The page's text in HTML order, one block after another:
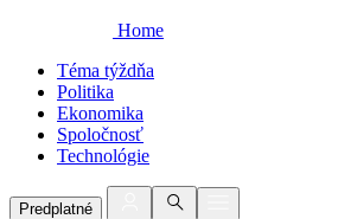
Home
Téma týždňa
Politika
Ekonomika
Spoločnosť
Technológie
Predplatné